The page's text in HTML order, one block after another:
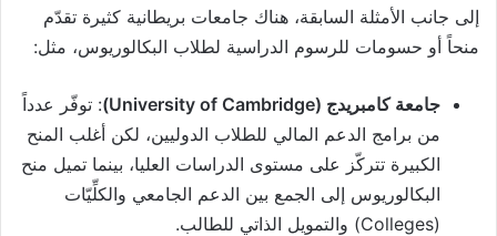
إلى جانب الأمثلة السابقة، هناك جامعات بريطانية كثيرة تقدّم
منحاً أو حسومات للرسوم الدراسية لطلاب البكالوريوس، مثل:
جامعة كامبريدج (University of Cambridge)
: توفّر عدداً
من برامج الدعم المالي للطلاب الدوليين، لكن أغلب المنح
الكبيرة تتركّز على مستوى الدراسات العليا، بينما تميل منح
البكالوريوس إلى الجمع بين الدعم الجامعي والكلِّيّات
(Colleges) والتمويل الذاتي للطالب.